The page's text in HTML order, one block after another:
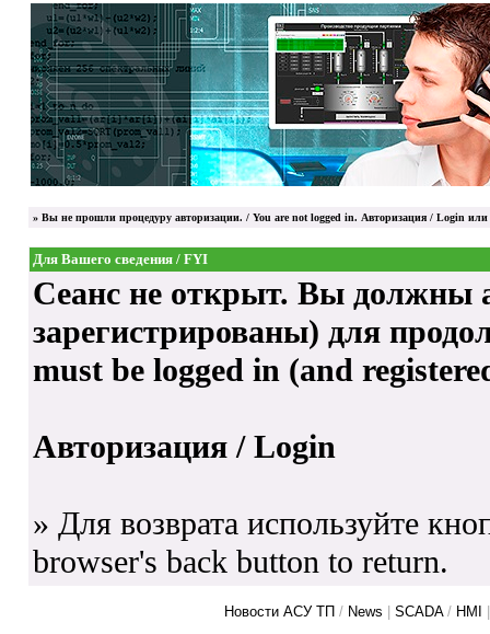
» Вы не прошли процедуру авторизации. / You are not logged in. Авторизация / Login
Для Вашего сведения / FYI
Сеанс не открыт. Вы должны
зарегистрированы) для
must be logged in (and
Авторизация / Login
» Для возврата используйте
browser's back button to return.
Новости АСУ ТП / News SCADA/ HMI